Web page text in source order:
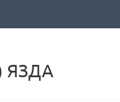
ЯЗДА